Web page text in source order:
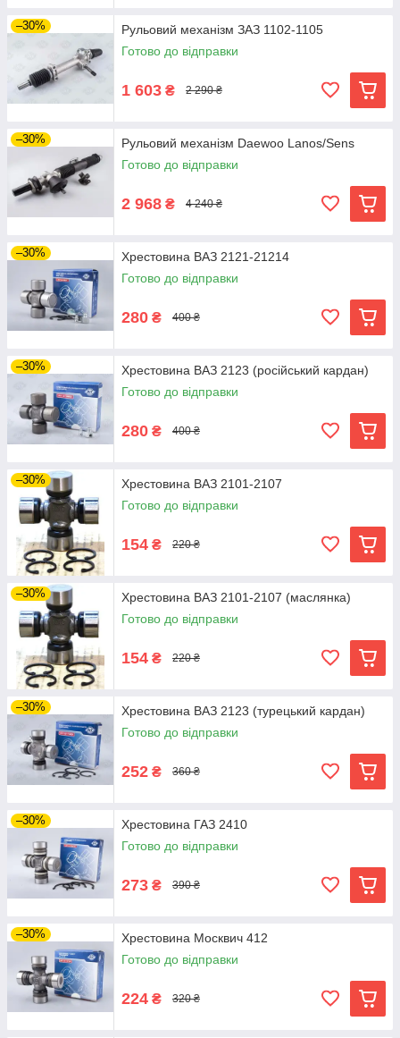
вітчизняного та іноземного виробництва!
–30%
Рульовий механізм ЗАЗ 1102-1105
Готово до відправки
1 603 ₴ 2 290 ₴
–30%
Рульовий механізм Daewoo Lanos/Sens
Готово до відправки
2 968 ₴ 4 240 ₴
–30%
Хрестовина ВАЗ 2121-21214
Готово до відправки
280 ₴ 400 ₴
–30%
Хрестовина ВАЗ 2123 (російський кардан)
Готово до відправки
280 ₴ 400 ₴
–30%
Хрестовина ВАЗ 2101-2107
Готово до відправки
154 ₴ 220 ₴
–30%
Хрестовина ВАЗ 2101-2107 (маслянка)
Готово до відправки
154 ₴ 220 ₴
–30%
Хрестовина ВАЗ 2123 (турецький кардан)
Готово до відправки
252 ₴ 360 ₴
–30%
Хрестовина ГАЗ 2410
Готово до відправки
273 ₴ 390 ₴
–30%
Хрестовина Москвич 412
Готово до відправки
224 ₴ 320 ₴